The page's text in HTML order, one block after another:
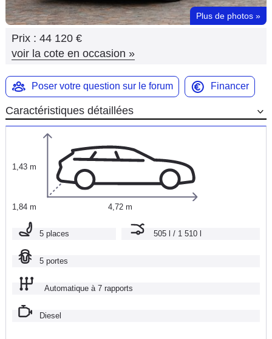
Moto
Marques
Plus de photos »
Prix : 44 120 €
voir la cote en occasion »
Poser votre question sur le forum Financer
Caractéristiques détaillées
1,43 m
1,84 m 4,72 m
5 places 505 l / 1 510 l
5 portes
Automatique à 7 rapports
Diesel